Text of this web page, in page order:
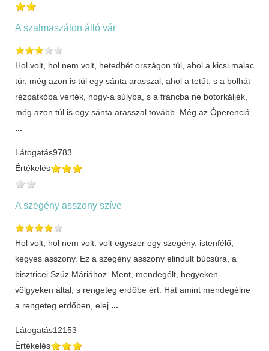
A szalmaszálon álló vár
Hol volt, hol nem volt, hetedhét országon túl, ahol a kicsi malac
túr, még azon is túl egy sánta arasszal, ahol a tetűt, s a bolhát
rézpatkóba verték, hogy-a súlyba, s a francba ne botorkáljék,
még azon túl is egy sánta arasszal tovább. Még az Óperenciá
...
Látogatás9783
Értékelés
A szegény asszony szíve
Hol volt, hol nem volt: volt egyszer egy szegény, istenfélő,
kegyes asszony. Ez a szegény asszony elindult búcsúra, a
bisztricei Szűz Máriához. Ment, mendegélt, hegyeken-
völgyeken által, s rengeteg erdőbe ért. Hát amint mendegélne
a rengeteg erdőben, elej ...
Látogatás12153
Értékelés